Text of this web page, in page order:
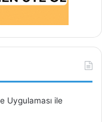
Uygulaması ile